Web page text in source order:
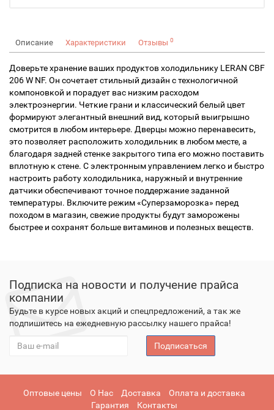
Описание Характеристики Отзывы 0
Доверьте хранение ваших продуктов холодильнику LERAN CBF
206 W NF. Он сочетает стильный дизайн с технологичной
компоновкой и порадует вас низким расходом
электроэнергии. Четкие грани и классический белый цвет
формируют элегантный внешний вид, который выигрышно
смотрится в любом интерьере. Дверцы можно перенавесить,
это позволяет расположить холодильник в любом месте, а
благодаря задней стенке закрытого типа его можно поставить
вплотную к стене. С электронным управлением легко и быстро
настроить работу холодильника, наружный и внутренние
датчики обеспечивают точное поддержание заданной
температуры. Включите режим «Суперзаморозка» перед
походом в магазин, свежие продукты будут заморожены
быстрее и сохранят больше витаминов и полезных веществ.
Подписка на новости и получение прайса
компании
Будьте в курсе новых акций и спецпредложений, а так же
подпишитесь на ежедневную рассылку нашего прайса!
Подписаться
Оптовые цены О Нас Доставка
Оплата и доставка
Гарантия
Контакты